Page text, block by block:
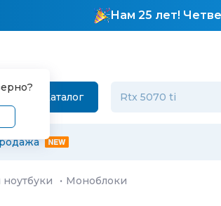
Нам 25 лет!
Каталог
· Моноблоки